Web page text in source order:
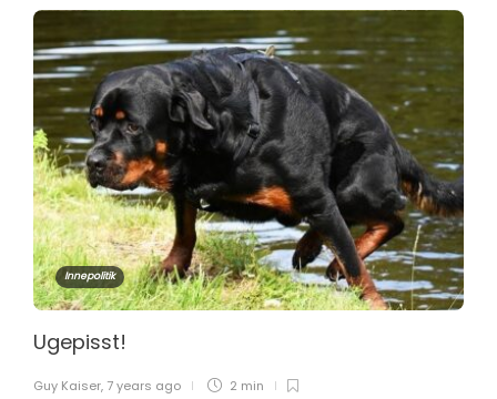
Innepolitik
Ugepisst!
Guy Kaiser, 7 years ago 2 min